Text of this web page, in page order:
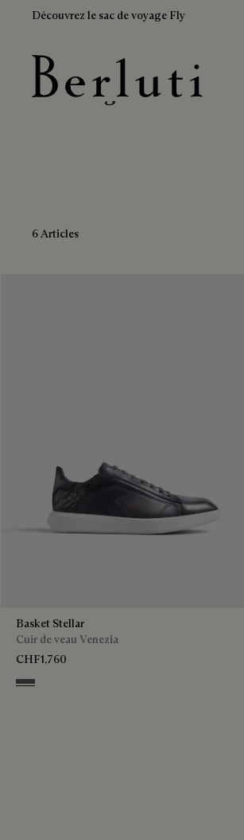
Découvrez le sac de voyage Fly
Page d'Accueil Berluti
Baskets grises
6 Articles
Basket Stellar
Cuir de veau Venezia
CHF1,760
Iron Grey